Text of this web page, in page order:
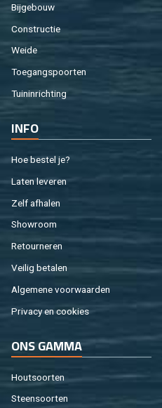
Bij­ge­bouw
Con­struc­tie
Weide
Toe­gangs­poor­ten
Tuin­in­rich­ting
INFO
Hoe be­stel je?
Laten le­ve­ren
Zelf af­ha­len
Show­room
Re­tour­ne­ren
Vei­lig be­ta­len
Al­ge­me­ne voor­waar­den
Pri­va­cy en coo­kies
ONS GAMMA
Hout­soor­ten
Steen­soor­ten